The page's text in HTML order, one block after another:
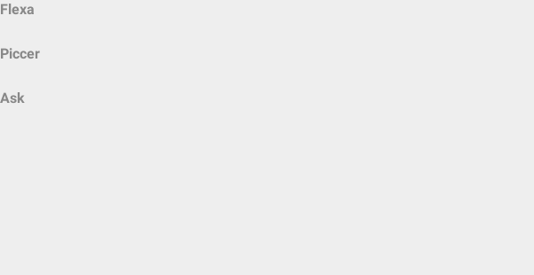
Flexa
Piccer
Ask